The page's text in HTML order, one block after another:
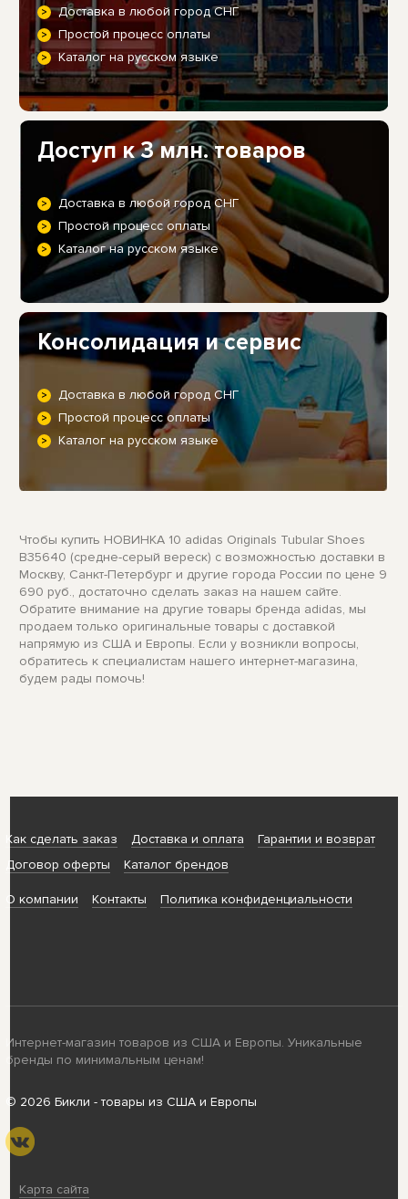
Доставка в любой город СНГ
Простой процесс оплаты
Каталог на русском языке
Доступ к 3 млн. товаров
Доставка в любой город СНГ
Простой процесс оплаты
Каталог на русском языке
Консолидация и сервис
Доставка в любой город СНГ
Простой процесс оплаты
Каталог на русском языке
Чтобы купить НОВИНКА 10 adidas Originals Tubular Shoes
B35640 (средне-серый вереск) с возможностью доставки в
Москву, Санкт-Петербург и другие города России по цене 9
690 руб., достаточно сделать заказ на нашем сайте.
Обратите внимание на другие товары бренда adidas, мы
продаем только оригинальные товары с доставкой
напрямую из США и Европы. Если у возникли вопросы,
обратитесь к специалистам нашего интернет-магазина,
будем рады помочь!
Как сделать заказ Доставка и оплата
Гарантии и возврат
Договор оферты
Каталог брендов
О компании Контакты Политика конфиденциальности
Интернет-магазин товаров из США и Европы. Уникальные
бренды по минимальным ценам!
© 2026 Бикли - товары из США и Европы
Карта сайта